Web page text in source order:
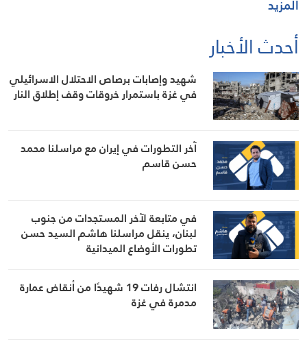
المزيد
أحدث الأخبار
شهيد وإصابات برصاص الاحتلال الاسرائيلي
في غزة باستمرار خروقات وقف إطلاق النار
آخر التطورات في إيران مع مراسلنا محمد
حسن قاسم
في متابعة لآخر المستجدات من جنوب
لبنان، ينقل مراسلنا هاشم السيد حسن
تطورات الأوضاع الميدانية
انتشال رفات 19 شهيدًا من أنقاض عمارة
مدمرة في غزة